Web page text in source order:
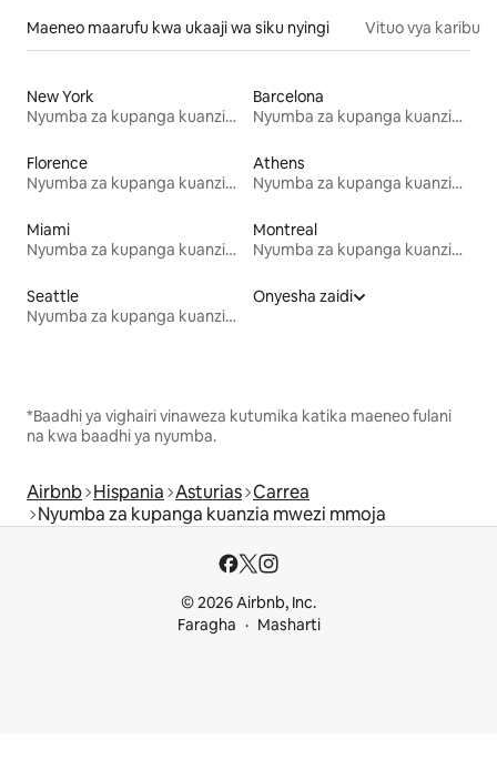
Maeneo maarufu kwa ukaaji wa siku nyingi Vituo vya karibu
New York
Nyumba za kupanga kuanzia mwezi mmoja
Barcelona
Nyumba za kupanga kuanzia mwezi mmoja
Florence
Nyumba za kupanga kuanzia mwezi mmoja
Athens
Nyumba za kupanga kuanzia mwezi mmoja
Miami
Nyumba za kupanga kuanzia mwezi mmoja
Montreal
Nyumba za kupanga kuanzia mwezi mmoja
Seattle
Nyumba za kupanga kuanzia mwezi mmoja
Onyesha zaidi
*Baadhi ya vighairi vinaweza kutumika katika maeneo fulani
na kwa baadhi ya nyumba.
Airbnb Hispania Asturias Carrea
Nyumba za kupanga kuanzia mwezi mmoja
© 2026 Airbnb, Inc.
Faragha
Masharti